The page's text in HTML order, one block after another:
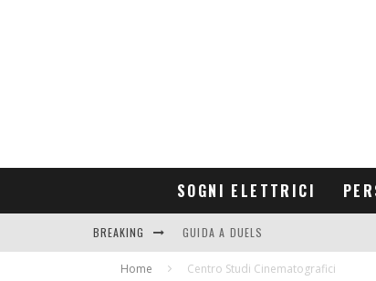
SOGNI ELETTRICI
BREAKING GUIDA A DUELS
CONTRIBUTORS
Home Centro Studi Cinematografici